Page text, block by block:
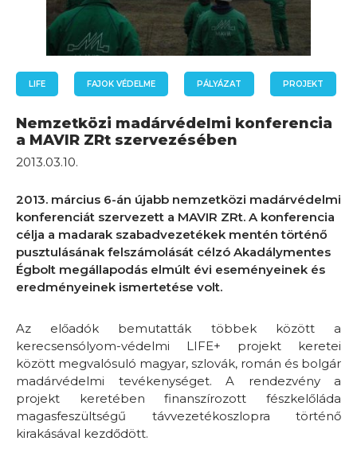
LIFE FAJOK VÉDELME PÁLYÁZAT PROJEKT
Nemzetközi madárvédelmi konferencia
a MAVIR ZRt szervezésében
2013.03.10.
2013. március 6-án újabb nemzetközi madárvédelmi
konferenciát szervezett a MAVIR ZRt. A konferencia
célja a madarak szabadvezetékek mentén történő
pusztulásának felszámolását célzó Akadálymentes
Égbolt megállapodás elmúlt évi eseményeinek és
eredményeinek ismertetése volt.
Az előadók bemutatták többek között a
kerecsensólyom-védelmi LIFE+ projekt keretei
között megvalósuló magyar, szlovák, román és bolgár
madárvédelmi tevékenységet. A rendezvény a
projekt keretében finanszírozott fészkelőláda
magasfeszültségű távvezetékoszlopra történő
kirakásával kezdődött.